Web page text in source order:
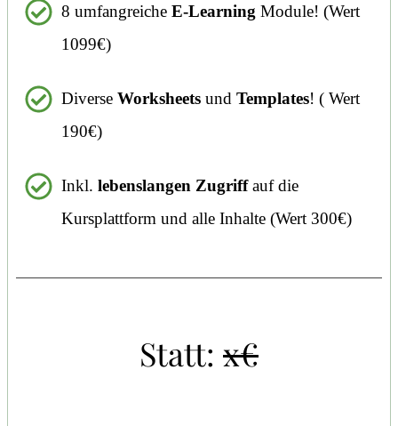
8 umfangreiche E-Learning Module! (Wert
1099€)
Diverse Worksheets und Templates! ( Wert
190€)
Inkl. lebenslangen Zugriffauf die
Kursplattform und alle Inhalte (Wert 300€)
Statt: x€